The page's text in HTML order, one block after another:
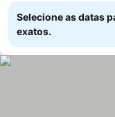
Selecione as datas
exatos.